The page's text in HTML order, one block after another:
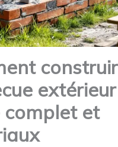
complet et